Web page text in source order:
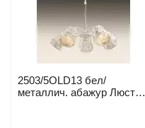
2503/5OLD13 бел/
металлич. абажур Люстра